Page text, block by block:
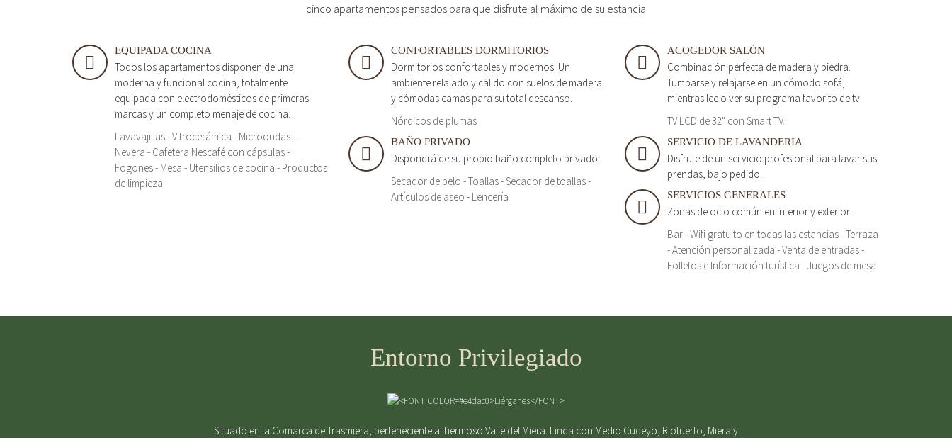
cinco apartamentos pensados para que disfrute al máximo de su estancia
EQUIPADA COCINA
Todos los apartamentos disponen de una
moderna y funcional cocina, totalmente
equipada con electrodomésticos de primeras
marcas y un completo menaje de cocina.
Lavavajillas - Vitrocerámica - Microondas -
Nevera - Cafetera Nescafé con cápsulas -
Fogones - Mesa - Utensilios de cocina - Productos
de limpieza
CONFORTABLES DORMITORIOS
Dormitorios confortables y modernos. Un
ambiente relajado y cálido con suelos de madera
y cómodas camas para su total descanso.
Nórdicos de plumas
ACOGEDOR SALÓN
Combinación perfecta de madera y piedra.
Tumbarse y relajarse en un cómodo sofá,
mientras lee o ver su programa favorito de tv.
TV LCD de 32" con Smart TV.
BAÑO PRIVADO
Dispondrá de su propio baño completo privado.
Secador de pelo - Toallas - Secador de toallas -
Artículos de aseo - Lencería
SERVICIO DE LAVANDERIA
Disfrute de un servicio profesional para lavar sus
prendas, bajo pedido.
SERVICIOS GENERALES
Zonas de ocio común en interior y exterior.
Bar - Wifi gratuito en todas las estancias - Terraza
- Atención personalizada - Venta de entradas -
Folletos e Información turística - Juegos de mesa
Entorno Privilegiado
Situado en la Comarca de Trasmiera, perteneciente al hermoso Valle del Miera. Linda con Medio Cudeyo, Riotuerto, Miera y